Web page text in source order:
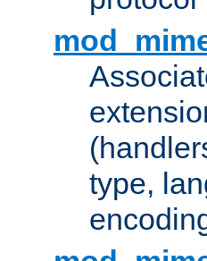
type,